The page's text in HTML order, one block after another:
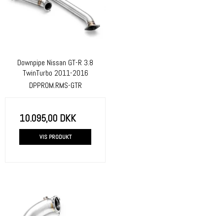
Downpipe Nissan GT-R 3.8
TwinTurbo 2011-2016
DPPROM.RMS-GTR
10.095,00 DKK
VIS PRODUKT